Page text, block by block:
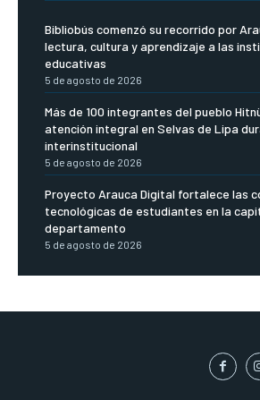
Bibliobús comenzó su recorrido por
lectura, cultura y aprendizaje a las
educativas
5 de agosto de 2026
Más de 100 integrantes del pueblo
atención integral en Selvas de Lipa
interinstitucional
5 de agosto de 2026
Proyecto Arauca Digital fortalece las
tecnológicas de estudiantes en la
departamento
5 de agosto de 2026